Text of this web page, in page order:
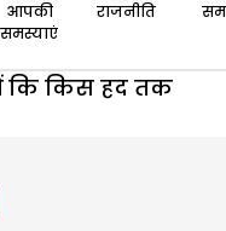
आपकी
समस्याएं
राजनीति
कि किस हद तक